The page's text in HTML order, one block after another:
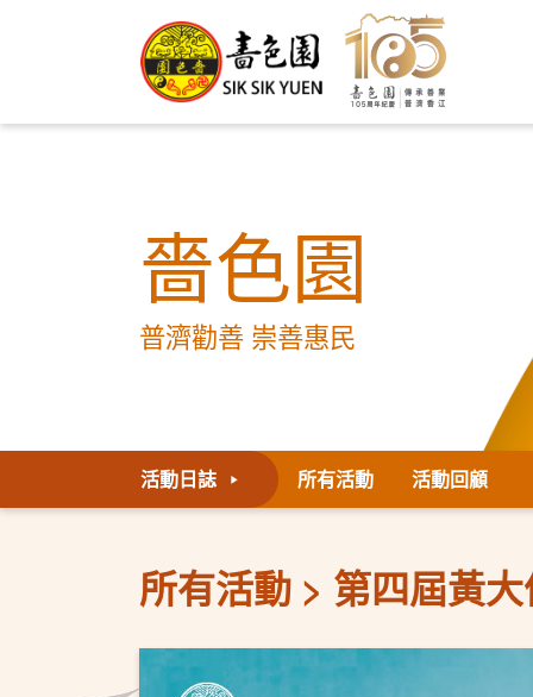
嗇色園
普濟勸善 崇善惠民
活動日誌 所有活動 活動回顧
所有活動 第四屆黃